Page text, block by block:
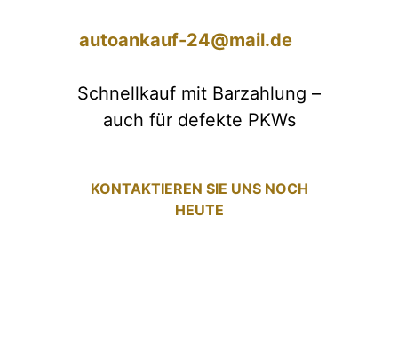
autoankauf-24@mail.de
Schnellkauf mit Barzahlung –
auch für defekte PKWs
KONTAKTIEREN SIE UNS NOCH
HEUTE